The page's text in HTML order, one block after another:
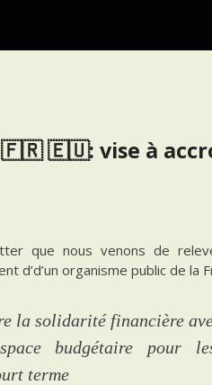
🇪🇺: vise à
que nous venons de
d’d’un organisme public de la
solidarité financière
budgétaire pour
terme